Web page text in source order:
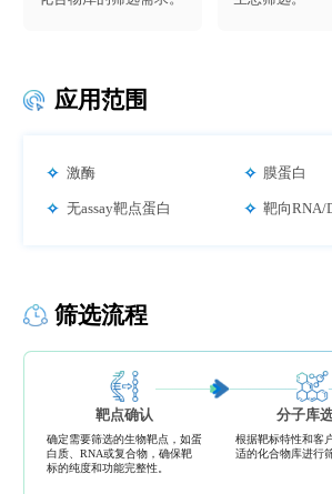
应用范围
激酶 膜蛋白
无assay靶点蛋白 靶向RNA/
筛选流程
靶点确认
确定需要筛选的生物靶点，如蛋
白质、RNA或复合物，确保靶
标的纯度和功能完整性。
分子库
根据靶标特性和客
适的化合物库进行筛